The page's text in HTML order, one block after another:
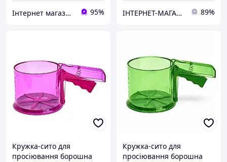
Інтернет магазин ЕЙФОРІЯ 95% ІНТЕРНЕТ-МАГАЗИН "Доставлено " 89%
Кружка-сито для
просіювання борошна
Кружка-сито для
просіювання борошна